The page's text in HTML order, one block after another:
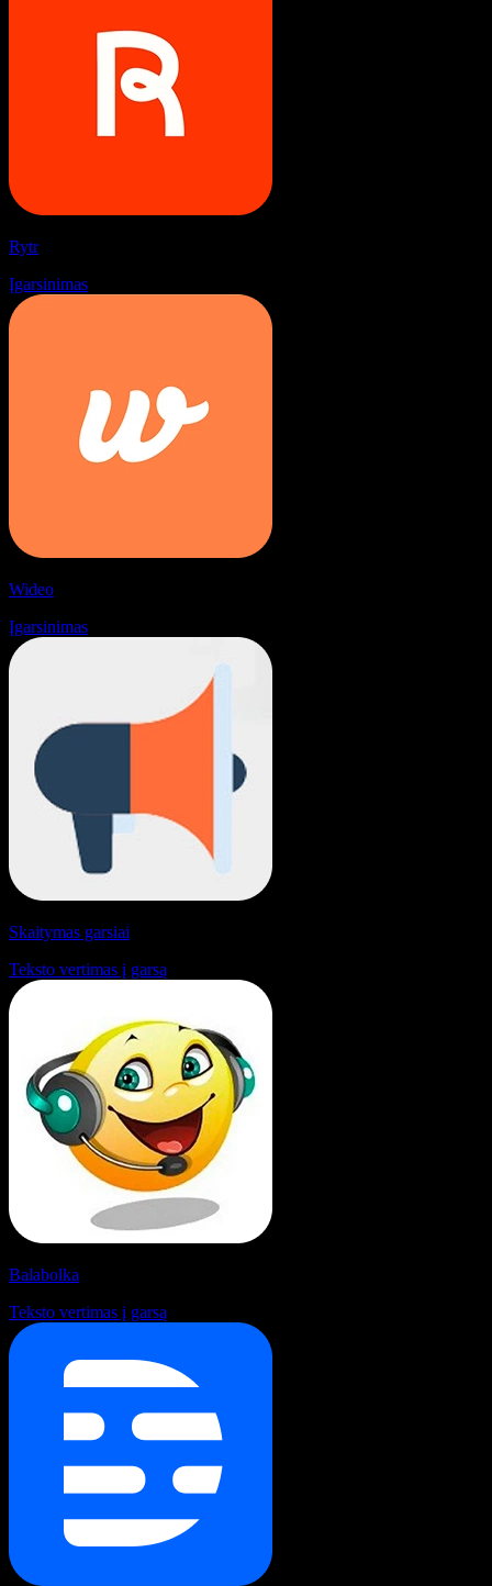
Rytr
Įgarsinimas
Wideo
Įgarsinimas
Skaitymas garsiai
Teksto vertimas į garsą
Balabolka
Teksto vertimas į garsą